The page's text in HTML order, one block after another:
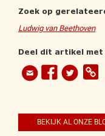
Zoek op
Ludwig van Beethoven
Deel dit artikel met
BEKIJK AL ONZE